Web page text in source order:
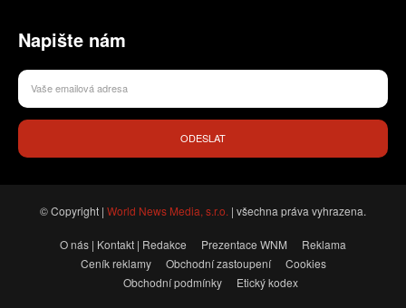
Napište nám
ODESLAT
© Copyright | World News Media, s.r.o. | všechna práva vyhrazena.
O nás | Kontakt | Redakce Prezentace WNM
Reklama
Ceník reklamy
Obchodní zastoupení
Cookies
Obchodní podmínky
Etický kodex